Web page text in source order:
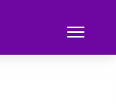
Toggle